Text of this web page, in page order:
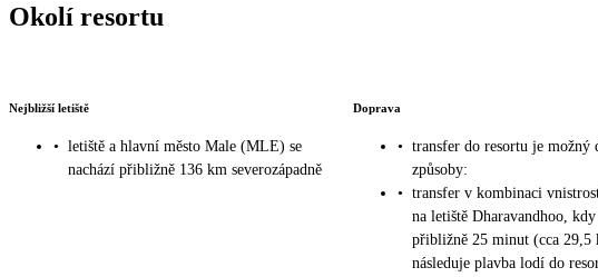
Okolí resortu
Nejbližší letiště
• letiště a hlavní město Male (MLE) se
nachází přibližně 136 km severozápadně
Doprava
• transfer do resortu je možný
způsoby:
• transfer v kombinaci
na letiště Dharavandhoo,
přibližně 25 minut (cca 29,5
následuje plavba lodí do